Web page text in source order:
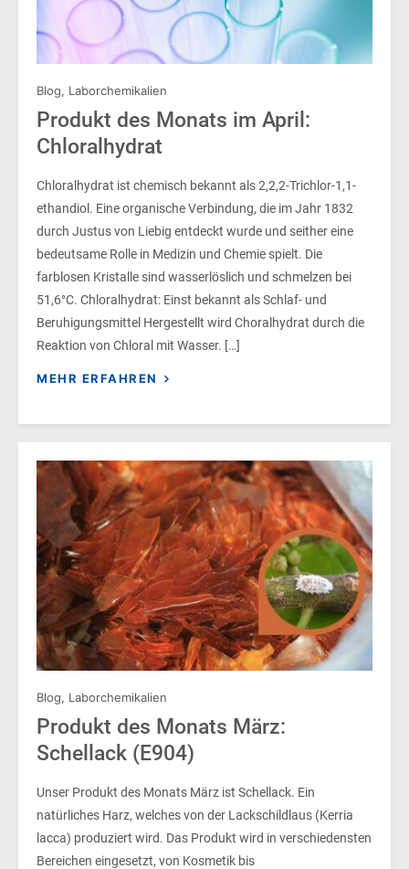
Blog, Laborchemikalien
Produkt des Monats im April:
Chloralhydrat
Chloralhydrat ist chemisch bekannt als 2,2,2-Trichlor-1,1-
ethandiol. Eine organische Verbindung, die im Jahr 1832
durch Justus von Liebig entdeckt wurde und seither eine
bedeutsame Rolle in Medizin und Chemie spielt. Die
farblosen Kristalle sind wasserlöslich und schmelzen bei
51,6°C. Chloralhydrat: Einst bekannt als Schlaf- und
Beruhigungsmittel Hergestellt wird Choralhydrat durch die
Reaktion von Chloral mit Wasser. […]
MEHR ERFAHREN
Blog, Laborchemikalien
Produkt des Monats März:
Schellack (E904)
Unser Produkt des Monats März ist Schellack. Ein
natürliches Harz, welches von der Lackschildlaus (Kerria
lacca) produziert wird. Das Produkt wird in verschiedensten
Bereichen eingesetzt, von Kosmetik bis